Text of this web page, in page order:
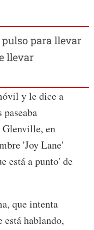
para llevar
llevar
y le dice a
en
'Joy Lane'
está a punto' de
que intenta
está hablando,